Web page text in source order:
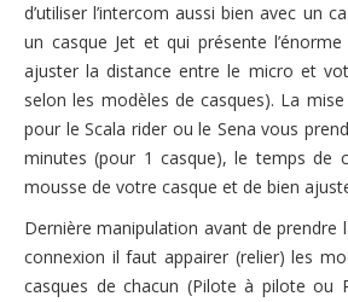
d’utiliser l’intercom aussi bien avec un
un casque Jet et qui présente
ajuster la distance entre le micro et
selon les modèles de casques). La
pour le Scala rider ou le Sena vous
minutes (pour 1 casque), le temps de
mousse de votre casque et de bien
Dernière manipulation avant de prendre
connexion il faut appairer (relier) les
casques de chacun (Pilote à pilote ou